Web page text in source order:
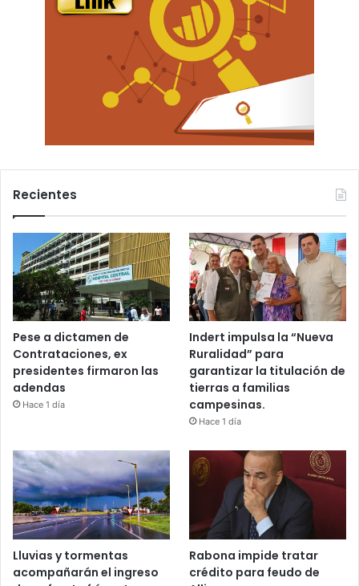
Recientes
Pese a dictamen de
Contrataciones, ex
presidentes firmaron las
adendas
Hace 1 día
Indert impulsa la “Nueva
Ruralidad” para
garantizar la titulación de
tierras a familias
campesinas.
Hace 1 día
Lluvias y tormentas
acompañarán el ingreso
Rabona impide tratar
crédito para feudo de